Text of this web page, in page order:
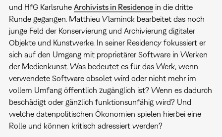
und HfG Karlsruhe Archivists in Residencein die dritte
Runde gegangen. Matthieu Vlaminck bearbeitet das noch
junge Feld der Konservierung und Archivierung digitaler
Objekte und Kunstwerke. In seiner Residency fokussiert er
sich auf den Umgang mit proprietärer Software in Werken
der Medienkunst. Was bedeutet es für das Werk, wenn
verwendete Software obsolet wird oder nicht mehr im
vollem Umfang öffentlich zugänglich ist? Wenn es dadurch
beschädigt oder gänzlich funktionsunfähig wird? Und
welche datenpolitischen Ökonomien spielen hierbei eine
Rolle und können kritisch adressiert werden?